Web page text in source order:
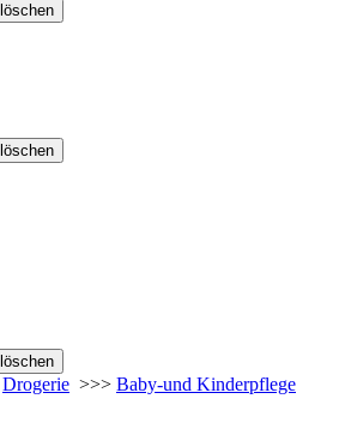
Drogerie >>> Baby-und Kinderpflege